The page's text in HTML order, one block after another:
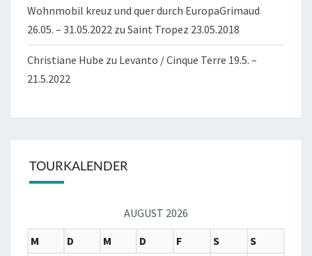
Wohnmobil kreuz und quer durch EuropaGrimaud
26.05. – 31.05.2022 zu Saint Tropez 23.05.2018
Christiane Hube zu Levanto / Cinque Terre 19.5. –
21.5.2022
TOURKALENDER
AUGUST 2026
M
D M D F S
S